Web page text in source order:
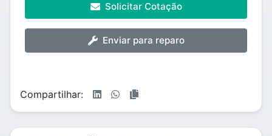
Solicitar Cotação
Enviar para reparo
Compartilhar: